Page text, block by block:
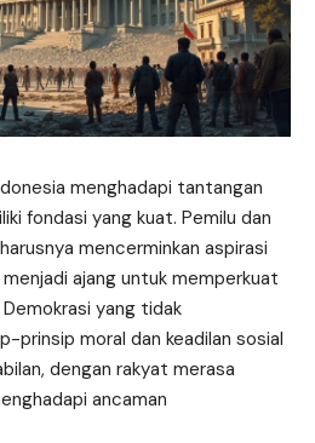
menghadapi tantangan
fondasi yang kuat. Pemilu dan
mencerminkan aspirasi
ajang untuk memperkuat
yang tidak
prinsip moral dan keadilan sosial
dengan rakyat merasa
ancaman